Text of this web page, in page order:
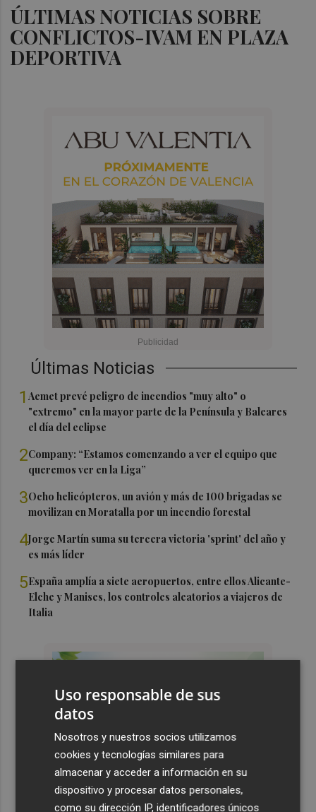
ÚLTIMAS NOTICIAS SOBRE
CONFLICTOS-IVAM EN PLAZA
DEPORTIVA
Últimas Noticias
1Aemet prevé peligro de incendios "muy alto" o
"extremo" en la mayor parte de la Península y Baleares
el día del eclipse
2Company: “Estamos comenzando a ver el equipo que
queremos ver en la Liga”
3Ocho helicópteros, un avión y más de 100 brigadas se
movilizan en Moratalla por un incendio forestal
4Jorge Martín suma su tercera victoria 'sprint' del año y
es más líder
5España amplía a siete aeropuertos, entre ellos Alicante-
Elche y Manises, los controles aleatorios a viajeros de
Italia
Uso responsable de sus
datos
Nosotros y nuestros socios utilizamos
cookies y tecnologías similares para
almacenar y acceder a información en su
dispositivo y procesar datos personales,
como su dirección IP, identificadores únicos